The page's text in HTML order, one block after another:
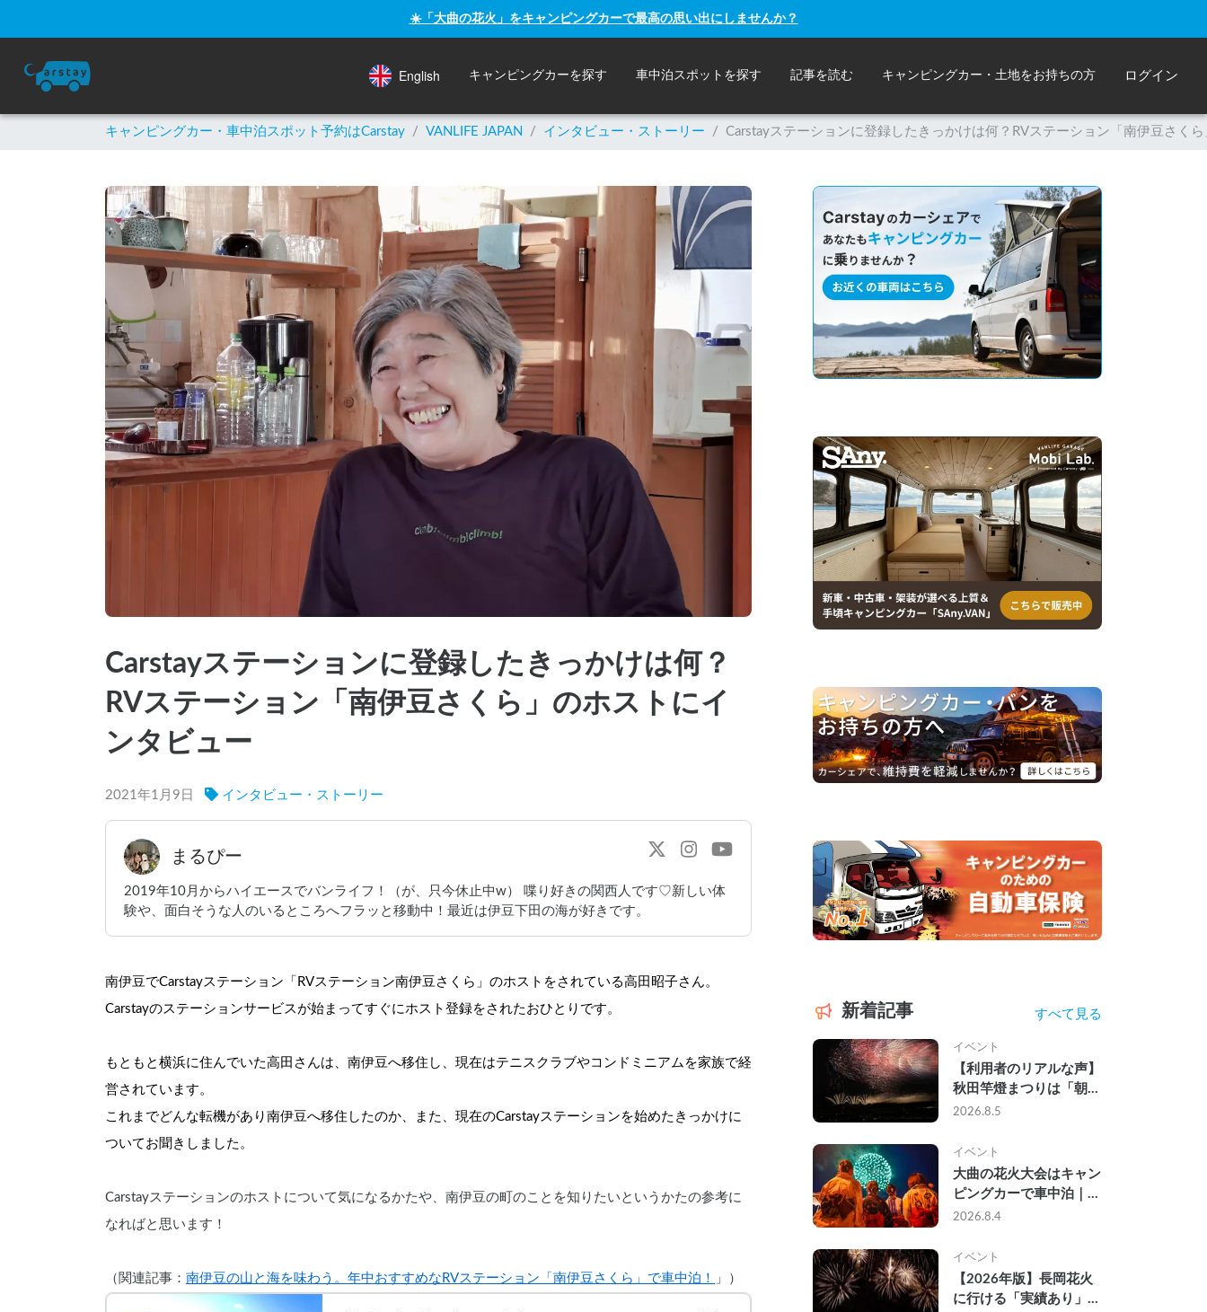
☀️「大曲の花火」をキャンピングカーで最高の思い出にしませんか？
English キャンピングカーを探す 車中泊スポットを探す 記事を読む キャンピングカー・土地をお持ちの方 ログイン
キャンピングカー・車中泊スポット予約はCarstay / VANLIFE JAPAN / インタビュー・ストーリー / Carstayステーションに登録したきっかけは何？RVステーション「南伊豆さく
Carstayステーションに登録したきっかけは何？
RVステーション「南伊豆さくら」のホストにイ
ンタビュー
2021年1月9日 インタビュー・ストーリー
まるぴー
2019年10月からハイエースでバンライフ！（が、只今休止中w） 喋り好きの関西人です♡新しい体
験や、面白そうな人のいるところへフラッと移動中！最近は伊豆下田の海が好きです。
南伊豆でCarstayステーション「RVステーション南伊豆さくら」のホストをされている高田昭子さん。
Carstayのステーションサービスが始まってすぐにホスト登録をされたおひとりです。
もともと横浜に住んでいた高田さんは、南伊豆へ移住し、現在はテニスクラブやコンドミニアムを家族で経
営されています。
これまでどんな転機があり南伊豆へ移住したのか、また、現在のCarstayステーションを始めたきっかけに
ついてお聞きしました。
Carstayステーションのホストについて気になるかたや、南伊豆の町のことを知りたいというかたの参考に
なればと思います！
（関連記事： 南伊豆の山と海を味わう。年中おすすめなRVステーション「南伊豆さくら」で車中泊！ 」）
新着記事 すべて見る
イベント
【利用者のリアルな声】
秋田竿燈まつりは「朝か
ら夜まで」の祭り。キャ
組の記録
2026.8.5
イベント
大曲の花火大会はキャン
ピングカーで車中泊｜宿
なし・渋滞なしで楽しむ
2026.8.4
イベント
【2026年版】長岡花火
に行ける「実績あり」の